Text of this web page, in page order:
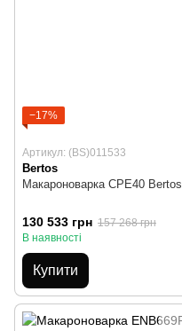
−17%
Артикул: (BS)011533
Bertos
Макароноварка CPE40 Bertos
130 533 грн 157 268 грн
В наявності
Купити